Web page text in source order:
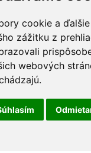
cookie a
zážitku z
webových